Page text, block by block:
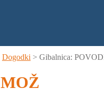
Dogodki > Gibalnica: